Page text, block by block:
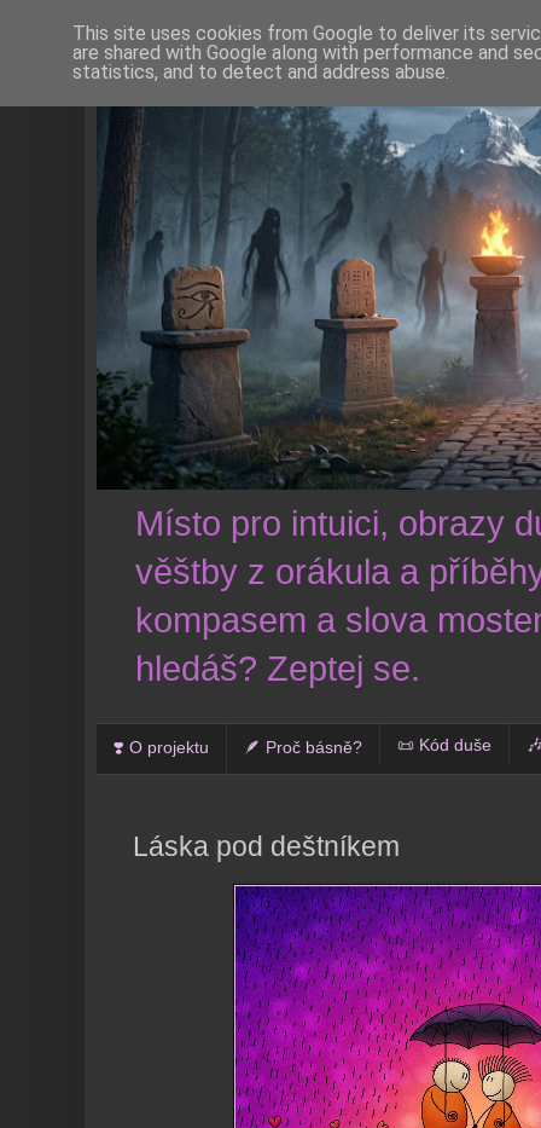
Místo pro intuici, obrazy
věštby z orákula a
kompasem a slova
hledáš? Zeptej se.
❣️ O projektu 🪶 Proč básně? 📜 Kód duše
Láska pod deštníkem
This site uses cookies from Google to deliver its
are shared with Google along with performance and
statistics, and to detect and address abuse.